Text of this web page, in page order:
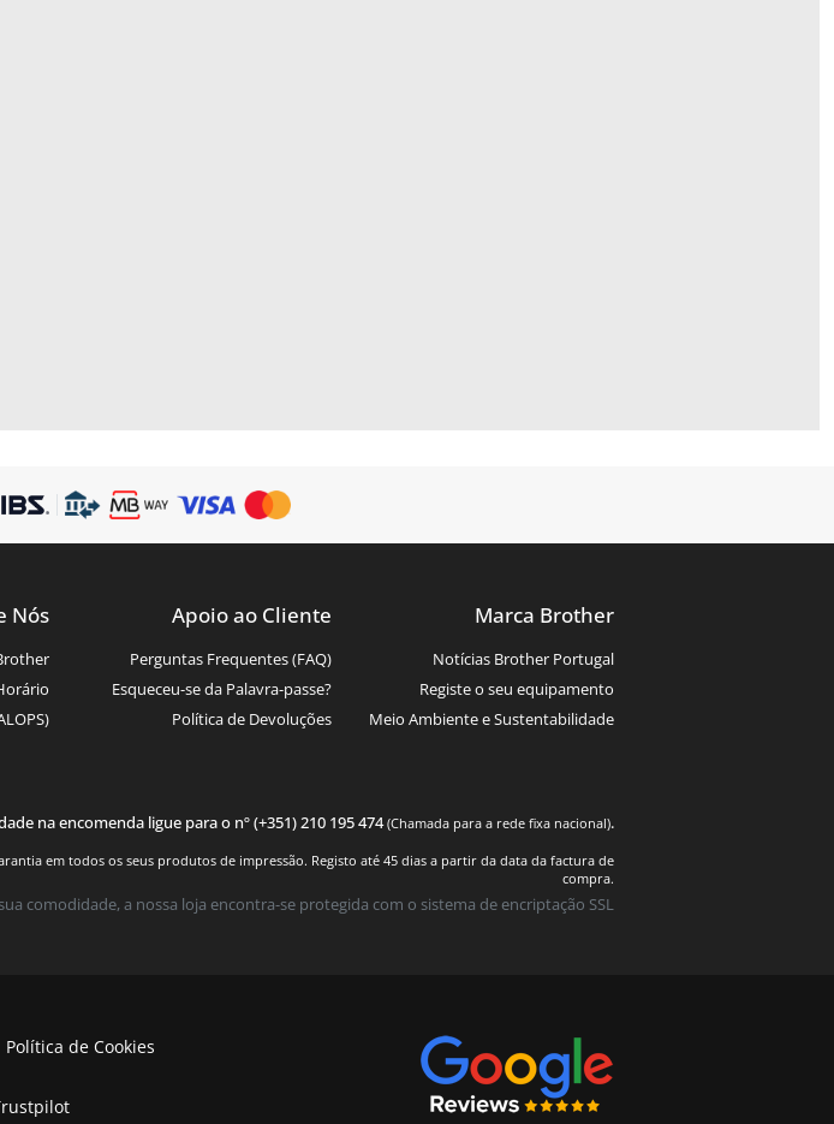
Nós Apoio ao Cliente
Perguntas Frequentes (FAQ)
Esqueceu-se da Palavra-passe?
Política de Devoluções
Marca Brother
Notícias Brother Portugal
Registe o seu equipamento
Meio Ambiente e Sustentabilidade
na encomenda ligue para o nº (+351) 210 195 474(Chamada para a rede fixa nacional).
em todos os seus produtos de impressão. Registo até 45 dias a partir da data da factura de
compra.
comodidade, a nossa loja encontra-se protegida com o sistema de encriptação SSL
Política de Cookies